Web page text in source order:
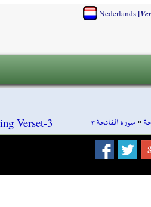
Nederlands[
»سورة الفاتحة ٣ Verset-3